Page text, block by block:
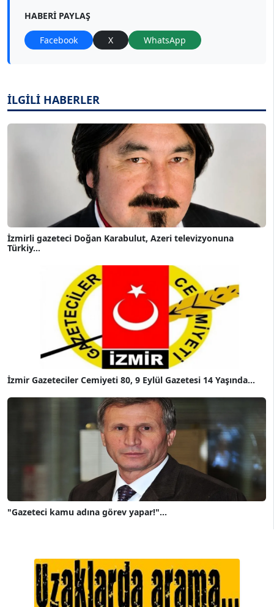
HABERI PAYLAŞ
Facebook X WhatsApp
İLGİLİ HABERLER
İzmirli gazeteci Doğan Karabulut, Azeri televizyonuna
Türkiy...
İzmir Gazeteciler Cemiyeti 80, 9 Eylül Gazetesi 14 Yaşında...
"Gazeteci kamu adına görev yapar!"...